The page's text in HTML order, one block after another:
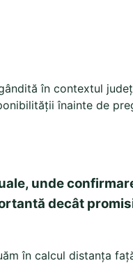
în contextul
înainte de
unde
decât
în calcul distanța